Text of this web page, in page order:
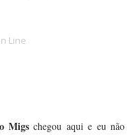
Line
Migschegou aqui e eu não